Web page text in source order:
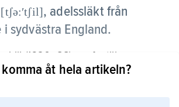
[tʃə:ʹtʃil], adelssläkt från
i sydvästra England.
(1620–88) var far till
(1648–1730), som 1670–74
åt hela artikeln?